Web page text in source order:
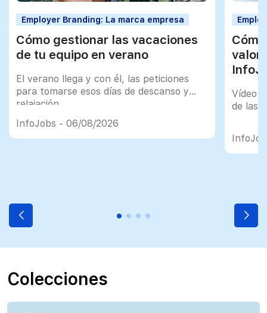
Employer Branding: La marca empresa
Cómo gestionar las vacaciones
de tu equipo en verano
El verano llega y con él, las peticiones
para tomarse esos días de descanso y
relajación
InfoJobs - 06/08/2026
Vídeo
de las
Colecciones